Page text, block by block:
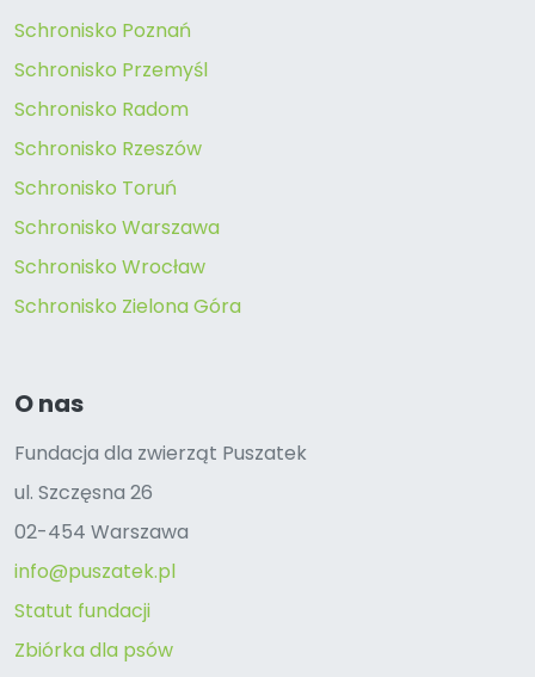
Schronisko Poznań
Schronisko Przemyśl
Schronisko Radom
Schronisko Rzeszów
Schronisko Toruń
Schronisko Warszawa
Schronisko Wrocław
Schronisko Zielona Góra
O nas
Fundacja dla zwierząt Puszatek
ul. Szczęsna 26
02-454 Warszawa
info@puszatek.pl
Statut fundacji
Zbiórka dla psów